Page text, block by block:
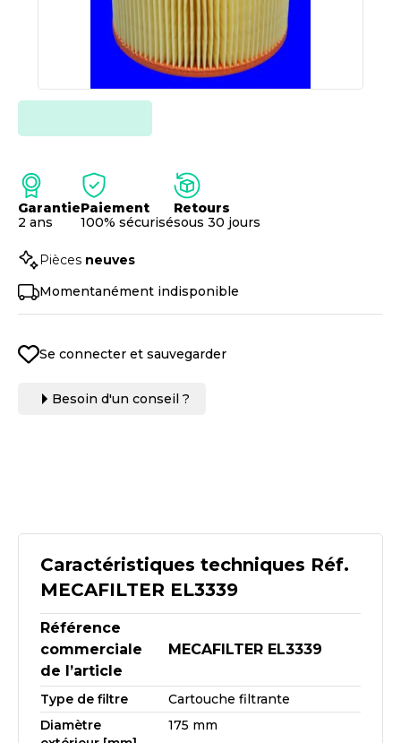
Caractéristiques techniques Réf.
MECAFILTER EL3339
Référence
commerciale
de l’article
MECAFILTER EL3339
Type de filtre
Cartouche filtrante
Diamètre
175 mm
Garantie
2 ans
Paiement
100% sécurisé
Retours
sous 30 jours
Pièces neuves
Momentanément indisponible
Se connecter et sauvegarder
Besoin d'un conseil ?